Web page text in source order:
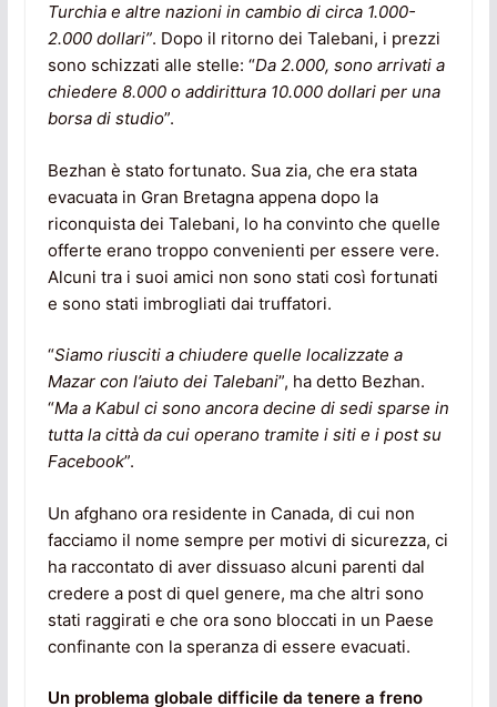
Turchia e altre nazioni in cambio di circa 1.000-
2.000 dollari”. Dopo il ritorno dei Talebani, i prezzi
sono schizzati alle stelle: “Da 2.000, sono arrivati a
chiedere 8.000 o addirittura 10.000 dollari per una
borsa di studio”.
Bezhan è stato fortunato. Sua zia, che era stata
evacuata in Gran Bretagna appena dopo la
riconquista dei Talebani, lo ha convinto che quelle
offerte erano troppo convenienti per essere vere.
Alcuni tra i suoi amici non sono stati così fortunati
e sono stati imbrogliati dai truffatori.
“Siamo riusciti a chiudere quelle localizzate a
Mazar con l’aiuto dei Talebani”, ha detto Bezhan.
“Ma a Kabul ci sono ancora decine di sedi sparse in
tutta la città da cui operano tramite i siti e i post su
Facebook”.
Un afghano ora residente in Canada, di cui non
facciamo il nome sempre per motivi di sicurezza, ci
ha raccontato di aver dissuaso alcuni parenti dal
credere a post di quel genere, ma che altri sono
stati raggirati e che ora sono bloccati in un Paese
confinante con la speranza di essere evacuati.
Un problema globale difficile da tenere a freno